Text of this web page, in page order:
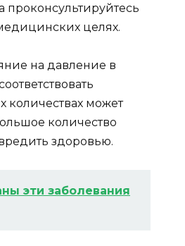
целях.
на давление в
количествах может
количество
здоровью.
эти заболевания